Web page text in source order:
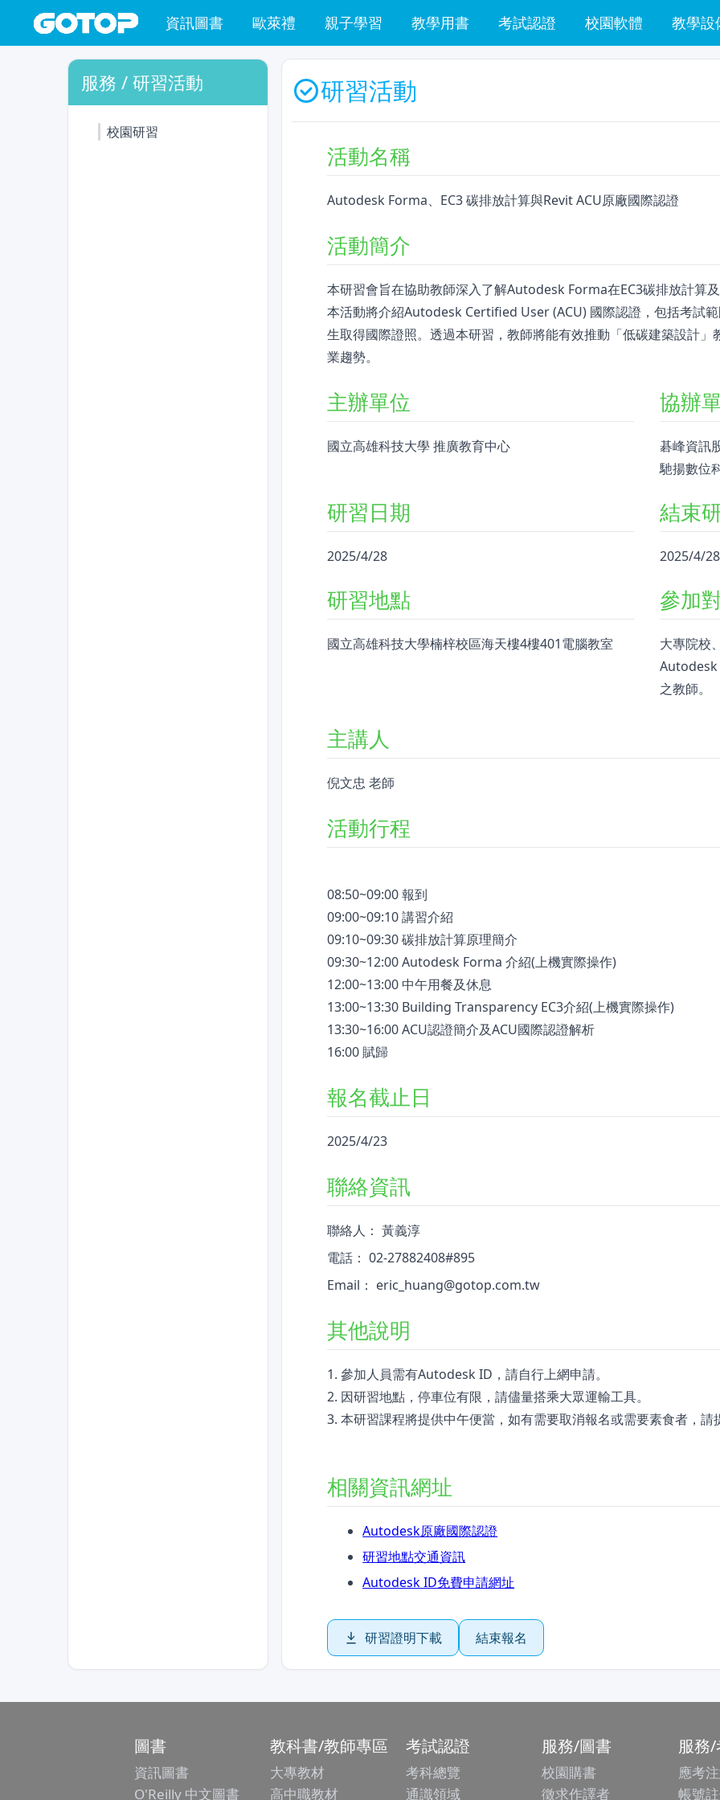
資訊圖書 歐萊禮 親子學習 教學用書 考試認證 校園軟體 教學設
服務 / 研習活動
校園研習
研習活動
活動名稱
Autodesk Forma、EC3 碳排放計算與Revit ACU原廠國際認證
活動簡介
本研習會旨在協助教師深入了解Autodesk Forma在EC3碳排放計算
本活動將介紹Autodesk Certified User (ACU) 國際認證，包括考試
生取得國際證照。透過本研習，教師將能有效推動「低碳建築設計
業趨勢。
主辦單位
國立高雄科技大學 推廣教育中心
協辦
碁峰資訊
馳揚數位
研習日期
2025/4/28
結束
2025/4/28
研習地點
國立高雄科技大學楠梓校區海天樓4樓401電腦教室
參加
大專院校
Autodesk
之教師。
主講人
倪文忠 老師
活動行程
08:50~09:00 報到
09:00~09:10 講習介紹
09:10~09:30 碳排放計算原理簡介
09:30~12:00 Autodesk Forma 介紹(上機實際操作)
12:00~13:00 中午用餐及休息
13:00~13:30 Building Transparency EC3介紹(上機實際操作)
13:30~16:00 ACU認證簡介及ACU國際認證解析
報名截止日
2025/4/23
聯絡資訊
聯絡人： 黃義淳
電話： 02-27882408#895
Email： eric_huang@gotop.com.tw
其他說明
1. 參加人員需有Autodesk ID，請自行上網申請。
2. 因研習地點，停車位有限，請儘量搭乘大眾運輸工具。
3. 本研習課程將提供中午便當，如有需要取消報名或需要素食者，請
相關資訊網址
Autodesk原廠國際認證
研習地點交通資訊
Autodesk ID免費申請網址
研習證明下載 結束報名
圖書
資訊圖書
O'Reilly 中文圖書
教科書/教師專區
大專教材
高中職教材
考試認證
考科總覽
通識領域
服務/圖書
校園購書
徵求作譯者
服務
應考
帳號